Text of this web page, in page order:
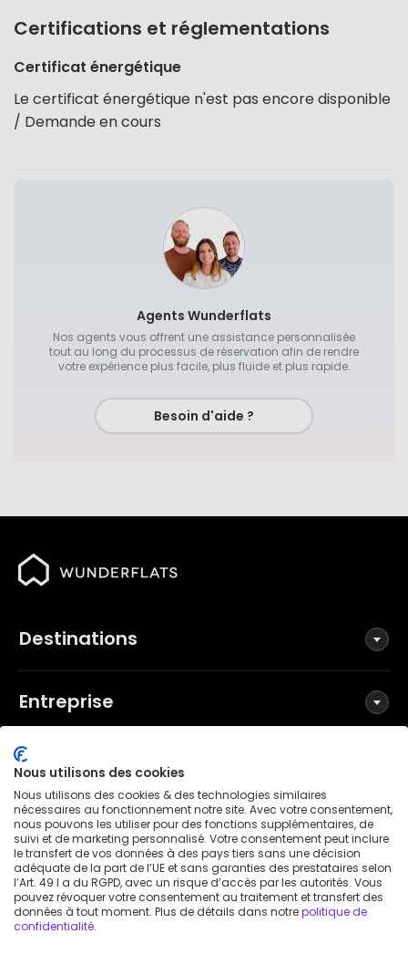
Certifications et réglementations
Certificat énergétique
Le certificat énergétique n'est pas encore disponible
/ Demande en cours
Agents Wunderflats
Nos agents vous offrent une assistance personnalisée
tout au long du processus de réservation afin de rendre
votre expérience plus facile, plus fluide et plus rapide.
Besoin d'aide ?
Destinations
Entreprise
Réseaux sociaux
Conditions générales
Politique de confidentialité
Mentions légales
Avis de brevet
Nous utilisons des cookies
Nous utilisons des cookies & des technologies similaires
nécessaires au fonctionnement notre site. Avec votre consentement,
nous pouvons les utiliser pour des fonctions supplémentaires, de
suivi et de marketing personnalisé. Votre consentement peut inclure
le transfert de vos données à des pays tiers sans une décision
adéquate de la part de l’UE et sans garanties des prestataires selon
l’Art. 49 I a du RGPD, avec un risque d’accès par les autorités. Vous
pouvez révoquer votre consentement au traitement et transfert des
données à tout moment. Plus de détails dans notrepolitique de
confidentialité.